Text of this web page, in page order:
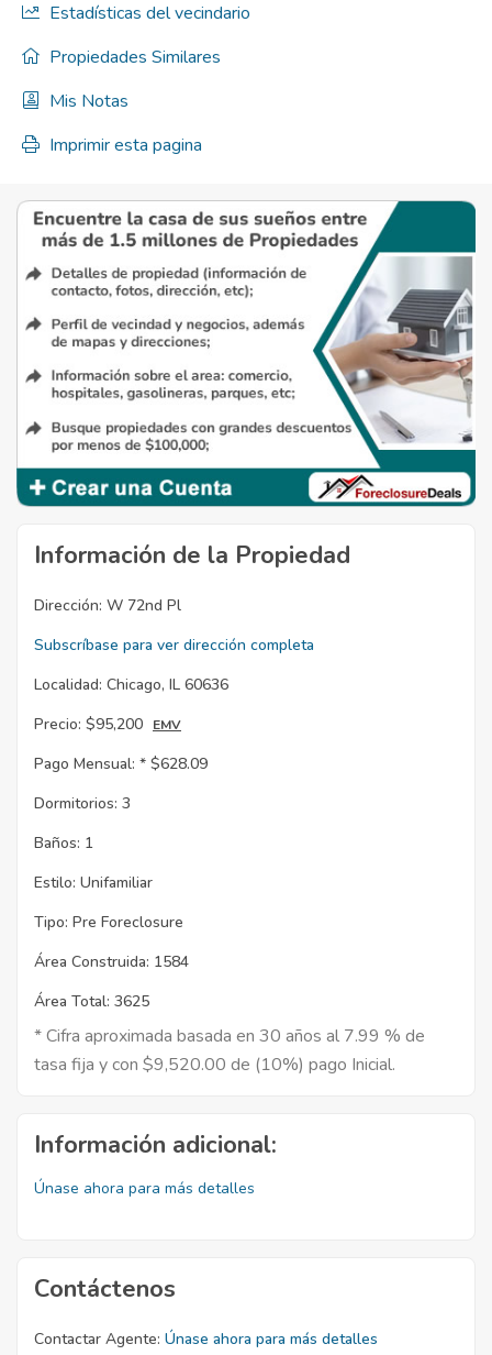
Estadísticas del vecindario
Propiedades Similares
Mis Notas
Imprimir esta pagina
Información de la Propiedad
Dirección: W 72nd Pl
Subscríbase para ver dirección completa
Localidad: Chicago, IL 60636
Precio: $95,200 EMV
Pago Mensual: * $628.09
Dormitorios: 3
Baños: 1
Estilo: Unifamiliar
Tipo: Pre Foreclosure
Área Construida: 1584
Área Total: 3625
* Cifra aproximada basada en 30 años al 7.99 % de
tasa fija y con $9,520.00 de (10%) pago Inicial.
Información adicional:
Únase ahora para más detalles
Contáctenos
Contactar Agente: Únase ahora para más detalles